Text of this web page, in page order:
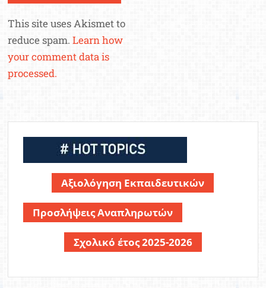
This site uses Akismet to
reduce spam.Learn how
your comment data is
processed.
Αξιολόγηση Εκπαιδευτικών
Προσλήψεις Αναπληρωτών
Σχολικό έτος 2025-2026